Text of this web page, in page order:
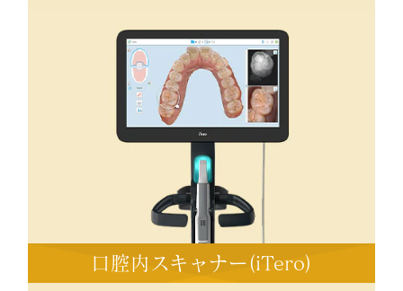
口腔内スキャナー(iTero)